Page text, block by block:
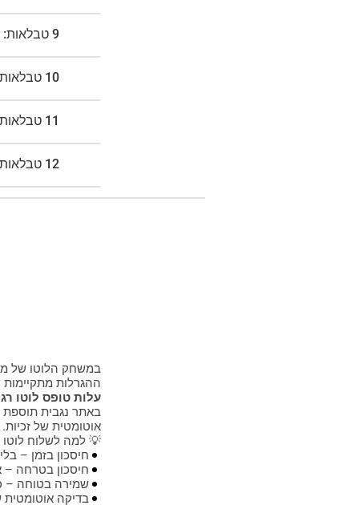
9 טבלאות:
10 טבלאות:
11 טבלאות:
12 טבלאות:
17 טבלאות:
18 טבלאות:
19 טבלאות:
במשחק הלוטו של
ההגרלות
עלות טופס לוטו רגיל
באתר נגבית תוספת
אוטומטית של זכיות.
💡 למה לשלוח לוטו
חיסכון בזמן –
חיסכון בטרחה –
שמירה בטוחה –
בדיקה אוטומטית